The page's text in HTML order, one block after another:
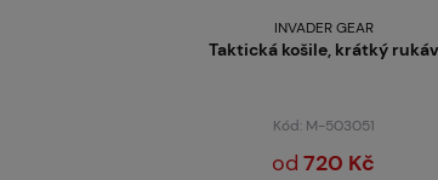
INVADER GEAR
Taktická košile, krátký rukáv
Kód: M-503051
od 720 Kč